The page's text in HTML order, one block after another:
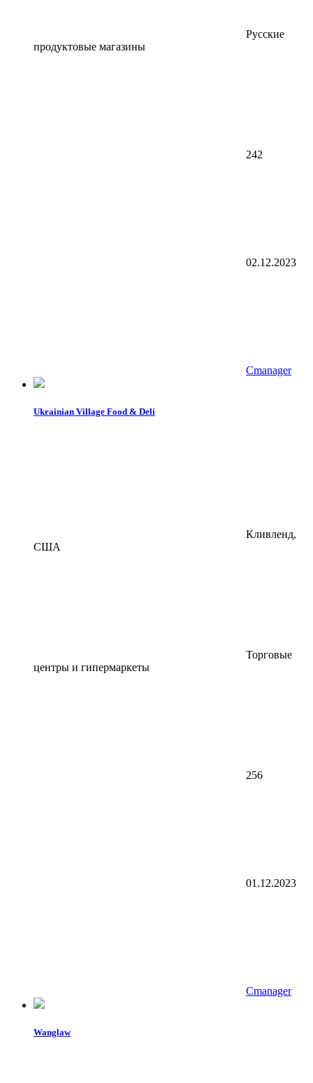
Русские
продуктовые магазины
242
02.12.2023
Cmanager
Ukrainian Village Food & Deli
Кливленд,
США
Торговые
центры и гипермаркеты
256
01.12.2023
Cmanager
Wanglaw